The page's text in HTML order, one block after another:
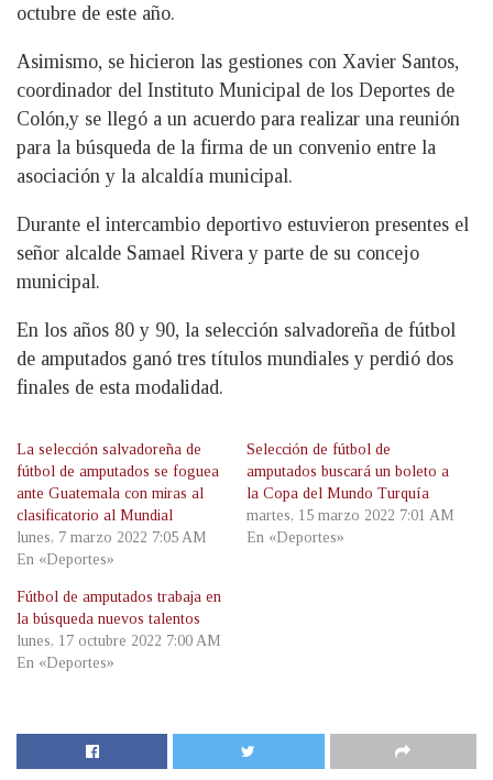
octubre de este año.
Asimismo, se hicieron las gestiones con Xavier Santos,
coordinador del Instituto Municipal de los Deportes de
Colón,y se llegó a un acuerdo para realizar una reunión
para la búsqueda de la firma de un convenio entre la
asociación y la alcaldía municipal.
Durante el intercambio deportivo estuvieron presentes el
señor alcalde Samael Rivera y parte de su concejo
municipal.
En los años 80 y 90, la selección salvadoreña de fútbol
de amputados ganó tres títulos mundiales y perdió dos
finales de esta modalidad.
La selección salvadoreña de
fútbol de amputados se foguea
ante Guatemala con miras al
clasificatorio al Mundial
lunes, 7 marzo 2022 7:05 AM
En «Deportes»
Selección de fútbol de
amputados buscará un boleto a
la Copa del Mundo Turquía
martes, 15 marzo 2022 7:01 AM
En «Deportes»
Fútbol de amputados trabaja en
la búsqueda nuevos talentos
lunes, 17 octubre 2022 7:00 AM
En «Deportes»